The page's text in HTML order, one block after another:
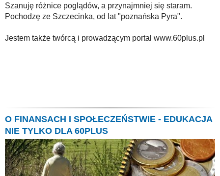
Szanuję różnice poglądów, a przynajmniej się staram.
Pochodzę ze Szczecinka, od lat "poznańska Pyra".
Jestem także twórcą i prowadzącym portal www.60plus.pl
O FINANSACH I SPOŁECZEŃSTWIE - EDUKACJA
NIE TYLKO DLA 60PLUS